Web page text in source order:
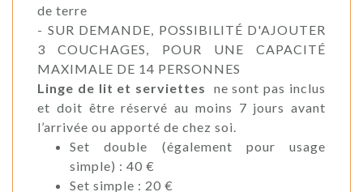
de terre
- SUR DEMANDE, POSSIBILITÉ D'AJOUTER
3 COUCHAGES, POUR UNE CAPACITÉ
MAXIMALE DE 14 PERSONNES
Linge de lit et serviettes ne sont pas inclus
et doit être réservé au moins 7 jours avant
l’arrivée ou apporté de chez soi.
Set double (également pour usage
simple) : 40 €
Set simple : 20 €